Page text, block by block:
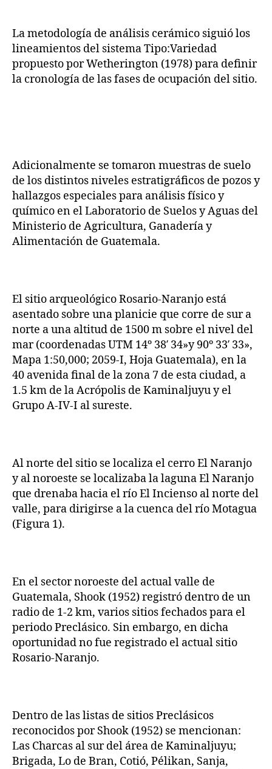
La metodología de análisis cerámico siguió los
lineamientos del sistema Tipo:Variedad
propuesto por Wetherington (1978) para definir
la cronología de las fases de ocupación del sitio.
Adicionalmente se tomaron muestras de suelo
de los distintos niveles estratigráficos de pozos y
hallazgos especiales para análisis físico y
químico en el Laboratorio de Suelos y Aguas del
Ministerio de Agricultura, Ganadería y
Alimentación de Guatemala.
El sitio arqueológico Rosario-Naranjo está
asentado sobre una planicie que corre de sur a
norte a una altitud de 1500 m sobre el nivel del
mar (coordenadas UTM 14º 38′ 34»y 90º 33′ 33»,
Mapa 1:50,000; 2059-I, Hoja Guatemala), en la
40 avenida final de la zona 7 de esta ciudad, a
1.5 km de la Acrópolis de Kaminaljuyu y el
Grupo A-IV-I al sureste.
Al norte del sitio se localiza el cerro El Naranjo
y al noroeste se localizaba la laguna El Naranjo
que drenaba hacia el río El Incienso al norte del
valle, para dirigirse a la cuenca del río Motagua
(Figura 1).
En el sector noroeste del actual valle de
Guatemala, Shook (1952) registró dentro de un
radio de 1-2 km, varios sitios fechados para el
periodo Preclásico. Sin embargo, en dicha
oportunidad no fue registrado el actual sitio
Rosario-Naranjo.
Dentro de las listas de sitios Preclásicos
reconocidos por Shook (1952) se mencionan:
Las Charcas al sur del área de Kaminaljuyu;
Brigada, Lo de Bran, Cotió, Pélikan, Sanja,